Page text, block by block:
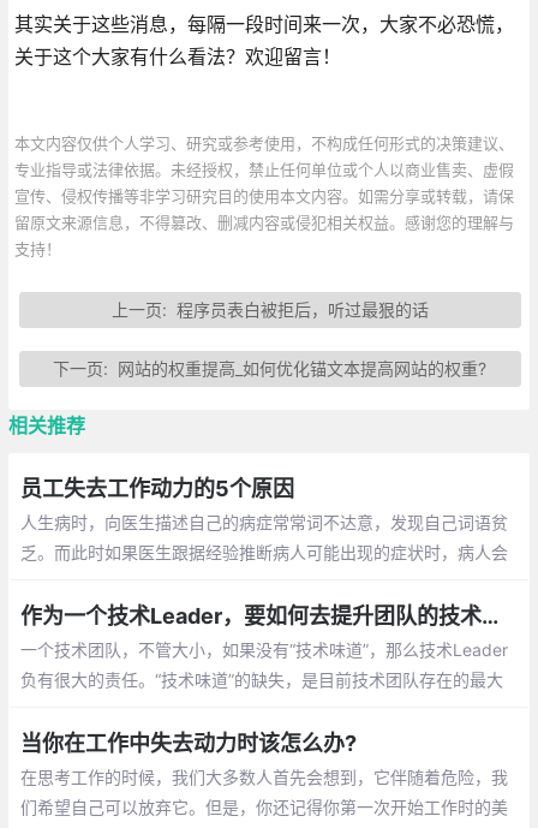
其实关于这些消息，每隔一段时间来一次，大家不必恐慌，
关于这个大家有什么看法？欢迎留言！
本文内容仅供个人学习、研究或参考使用，不构成任何形式的决策建议、
专业指导或法律依据。未经授权，禁止任何单位或个人以商业售卖、虚假
宣传、侵权传播等非学习研究目的使用本文内容。如需分享或转载，请保
留原文来源信息，不得篡改、删减内容或侵犯相关权益。感谢您的理解与
支持！
上一页: 程序员表白被拒后，听过最狠的话
下一页: 网站的权重提高_如何优化锚文本提高网站的权重?
相关推荐
员工失去工作动力的5个原因
人生病时，向医生描述自己的病症常常词不达意，发现自己词语贫
乏。而此时如果医生跟据经验推断病人可能出现的症状时，病人会
这样的症状。
作为一个技术Leader，要如何去提升团队的技术氛围
一个技术团队，不管大小，如果没有“技术味道”，那么技术Leader
负有很大的责任。“技术味道”的缺失，是目前技术团队存在的最大
细节，绩效完全和业务KPI绑定
当你在工作中失去动力时该怎么办?
在思考工作的时候，我们大多数人首先会想到，它伴随着危险，我
们希望自己可以放弃它。但是，你还记得你第一次开始工作时的美